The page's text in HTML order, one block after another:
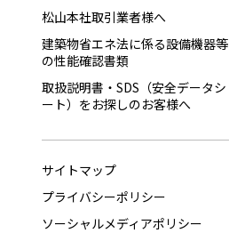
松山本社取引業者様へ
建築物省エネ法に係る設備機器等
の性能確認書類
取扱説明書・SDS（安全データシ
ート）をお探しのお客様へ
サイトマップ
プライバシーポリシー
ソーシャルメディアポリシー